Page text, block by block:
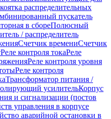
распределительных
пускатель
в сбореПолюсный
/ распределитель
Счетчик времениСчетчик
Реле контроля токаРеле
Реле контроля уровня
Реле контроля
Трансформатор питания /
усилительКорпус
и сигнализации (постов
управления в корпусе
аварийной остановки в